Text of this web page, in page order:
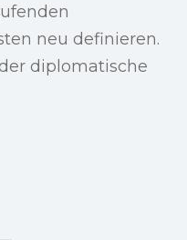
neu definieren.
diplomatische